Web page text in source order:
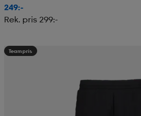
249:-
Rek. pris 299:-
Teampris